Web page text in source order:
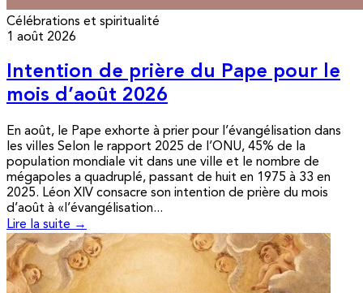
Célébrations et spiritualité
1 août 2026
Intention de prière du Pape pour le
mois d’août 2026
En août, le Pape exhorte à prier pour l’évangélisation dans
les villes Selon le rapport 2025 de l’ONU, 45% de la
population mondiale vit dans une ville et le nombre de
mégapoles a quadruplé, passant de huit en 1975 à 33 en
2025. Léon XIV consacre son intention de prière du mois
d’août à «l’évangélisation...
Lire la suite →